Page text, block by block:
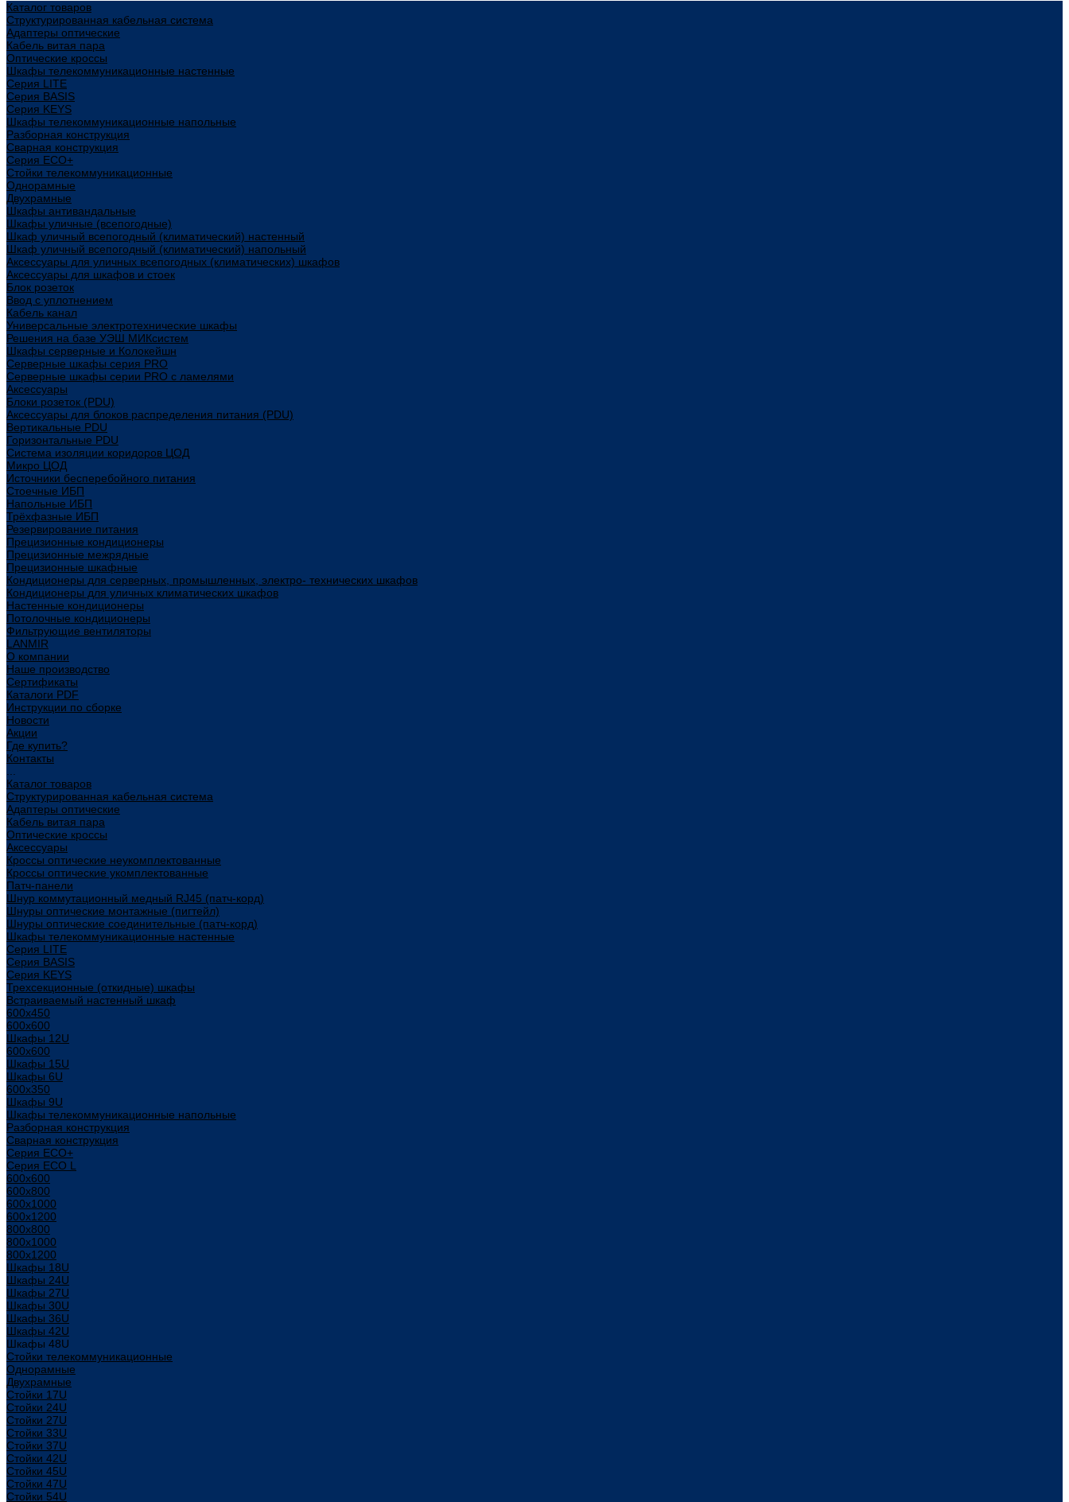
Каталог товаров
Структурированная кабельная система
Адаптеры оптические
Кабель витая пара
Оптические кроссы
Шкафы телекоммуникационные настенные
Cерия LITE
Cерия BASIS
Cерия KEYS
Шкафы телекоммуникационные напольные
Разборная конструкция
Сварная конструкция
Серия ECO+
Стойки телекоммуникационные
Однорамные
Двухрамные
Шкафы антивандальные
Шкафы уличные (всепогодные)
Шкаф уличный всепогодный (климатический) настенный
Шкаф уличный всепогодный (климатический) напольный
Аксессуары для уличных всепогодных (климатических) шкафов
Аксессуары для шкафов и стоек
Блок розеток
Ввод с уплотнением
Кабель канал
Универсальные электротехнические шкафы
Решения на базе УЭШ МИКсистем
Шкафы серверные и Колокейшн
Серверные шкафы серия PRO
Серверные шкафы серии PRO с ламелями
Аксессуары
Блоки розеток (PDU)
Аксессуары для блоков распределения питания (PDU)
Вертикальные PDU
Горизонтальные PDU
Система изоляции коридоров ЦОД
Микро ЦОД
Источники бесперебойного питания
Стоечные ИБП
Напольные ИБП
Трёхфазные ИБП
Резервирование питания
Прецизионные кондиционеры
Прецизионные межрядные
Прецизионные шкафные
Кондиционеры для серверных, промышленных, электро- технических шкафов
Кондиционеры для уличных климатических шкафов
Настенные кондиционеры
Потолочные кондиционеры
Фильтрующие вентиляторы
LANMIR
О компании
Наше производство
Сертификаты
Каталоги PDF
Инструкции по сборке
Новости
Акции
Где купить?
Контакты
Каталог товаров
Структурированная кабельная система
Адаптеры оптические
Кабель витая пара
Оптические кроссы
Аксессуары
Кроссы оптические неукомплектованные
Кроссы оптические укомплектованные
Патч-панели
Шнур коммутационный медный RJ45 (патч-корд)
Шнуры оптические монтажные (пигтейл)
Шнуры оптические соединительные (патч-корд)
Шкафы телекоммуникационные настенные
Cерия LITE
Cерия BASIS
Cерия KEYS
Трехсекционные (откидные) шкафы
Встраиваемый настенный шкаф
600x450
600x600
Шкафы 12U
600x600
Шкафы 15U
Шкафы 6U
600x350
Шкафы 9U
Шкафы телекоммуникационные напольные
Разборная конструкция
Сварная конструкция
Серия ECO+
Серия ECO L
600x600
600x800
600х1000
600х1200
800x800
800х1000
800х1200
Шкафы 18U
Шкафы 24U
Шкафы 27U
Шкафы 30U
Шкафы 36U
Шкафы 42U
Шкафы 48U
Стойки телекоммуникационные
Однорамные
Двухрамные
Стойки 17U
Стойки 24U
Стойки 27U
Стойки 33U
Стойки 37U
Стойки 42U
Стойки 45U
Стойки 47U
Стойки 54U